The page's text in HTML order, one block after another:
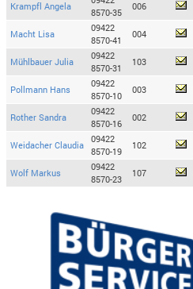
Krampfl Angela
8570-35
006
Macht Lisa
09422
8570-41
004
Mühlbauer Julia
09422
8570-31
103
Pollmann Hans
09422
8570-10
003
Rother Sandra
09422
8570-16
002
Weidacher Claudia
09422
8570-19
102
Wolf Markus
09422
8570-23
107